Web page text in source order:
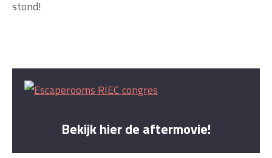
stond!
Bekijk hier de aftermovie!